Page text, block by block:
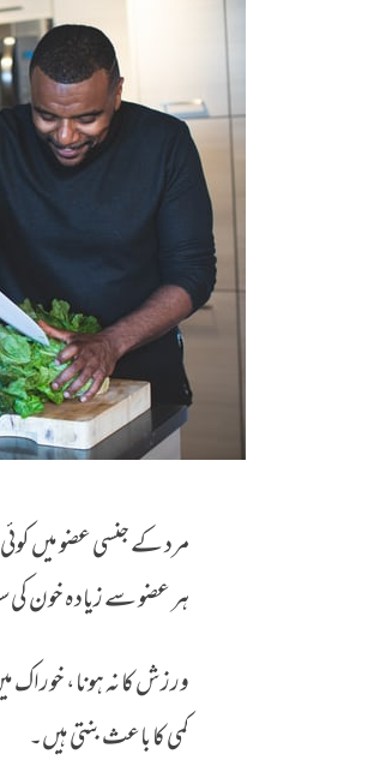
مرد کے جنسی عضو میں
ہر عضو سے زیادہ خون
ورزش کا نہ ہونا، خوراک
کمی کا باعث بنتی ہیں۔